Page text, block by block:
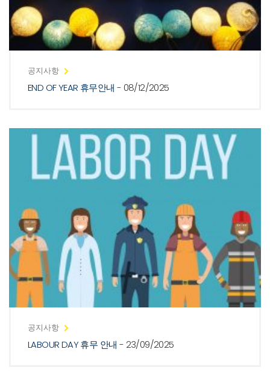
공지사항
END OF YEAR 휴무안내 - 08/12/2025
공지사항
LABOUR DAY 휴무 안내 - 23/09/2025